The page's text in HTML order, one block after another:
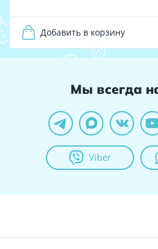
Добавить в корзину
Мы всегда
Viber